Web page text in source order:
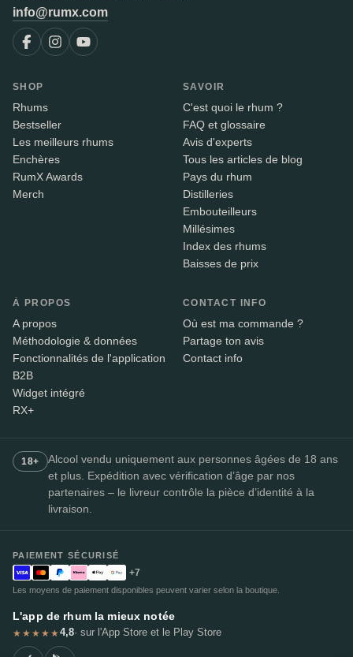
info@rumx.com
SHOP
Rhums
Bestseller
Les meilleurs rhums
Enchères
RumX Awards
Merch
SAVOIR
C'est quoi le rhum ?
FAQ et glossaire
Avis d'experts
Tous les articles de blog
Pays du rhum
Distilleries
Embouteilleurs
Millésimes
Index des rhums
Baisses de prix
À PROPOS
A propos
Méthodologie & données
Fonctionnalités de l'application
B2B
Widget intégré
RX+
CONTACT INFO
Où est ma commande ?
Partage ton avis
Contact info
18+
Alcool vendu uniquement aux personnes âgées de 18 ans
et plus. Expédition avec vérification d’âge par nos
partenaires – le livreur contrôle la pièce d’identité à la
livraison.
PAIEMENT SÉCURISÉ
+7
Les moyens de paiement disponibles peuvent varier selon la boutique.
L'app de rhum la mieux notée
★★★★★4,8· sur l'App Store et le Play Store